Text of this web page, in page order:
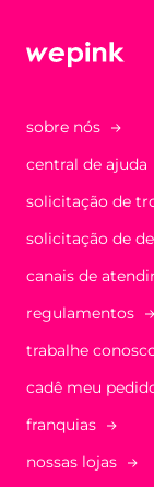
sobre nós
central de ajuda
solicitação de
solicitação de
canais de
regulamentos
trabalhe
cadê meu
franquias
nossas lojas